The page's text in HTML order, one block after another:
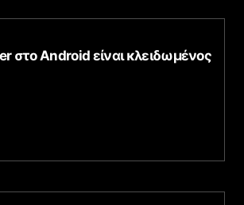
στο Android είναι κλειδωμένος